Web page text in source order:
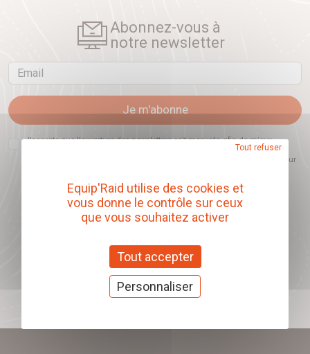
Abonnez-vous à
notre newsletter
Email
Je m'abonne
J'accepte que l'ouverture des newsletters soit mesurée, afin de mieux
comprendre les sujets qui m'intéressent et d'améliorer les contenus
proposés. Ce choix est modifiable à tout moment et reste sans incidence sur
cadeaux
J'offre des chèques cadeaux
Equip'Raid utilise des cookies et
vous donne le contrôle sur ceux
que vous souhaitez activer
Tout accepter
Tout refuser
Personnaliser